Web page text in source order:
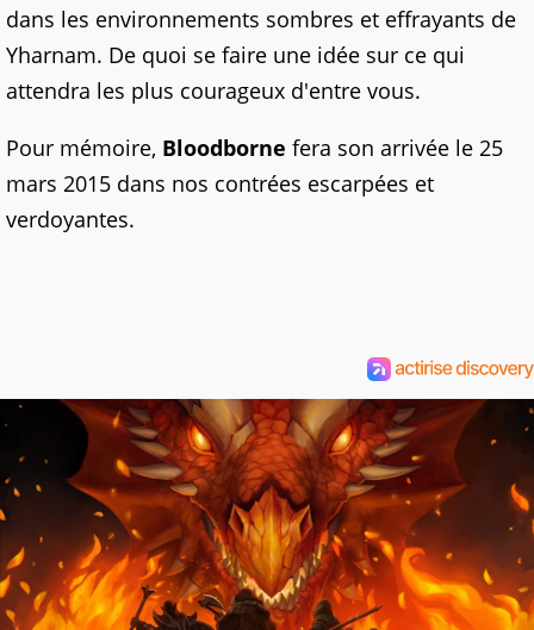
dans les environnements sombres et effrayants de
Yharnam. De quoi se faire une idée sur ce qui
attendra les plus courageux d'entre vous.
Pour mémoire, Bloodborne fera son arrivée le 25
mars 2015 dans nos contrées escarpées et
verdoyantes.